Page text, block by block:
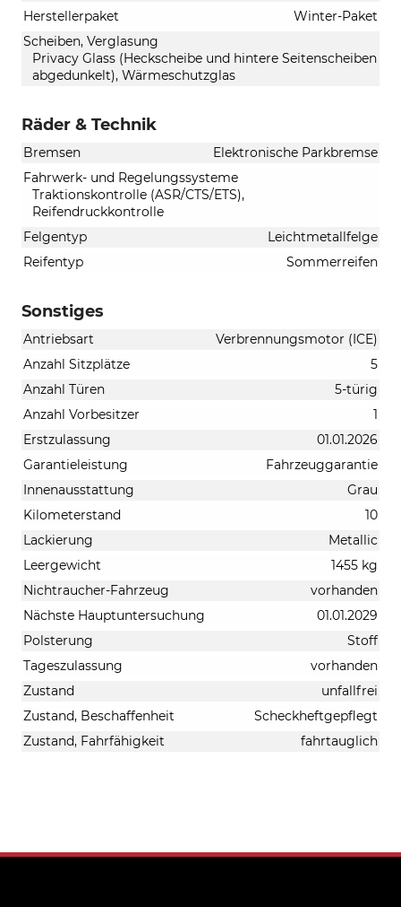
Herstellerpaket
Winter-Paket
Scheiben, Verglasung
Privacy Glass (Heckscheibe und hintere Seitenscheiben
abgedunkelt), Wärmeschutzglas
Räder & Technik
Bremsen
Elektronische Parkbremse
Fahrwerk- und Regelungssysteme
Traktionskontrolle (ASR/CTS/ETS),
Reifendruckkontrolle
Felgentyp
Leichtmetallfelge
Reifentyp
Sommerreifen
Sonstiges
Antriebsart
Verbrennungsmotor (ICE)
Anzahl Sitzplätze
5
Anzahl Türen
5-türig
Anzahl Vorbesitzer
1
Erstzulassung
01.01.2026
Garantieleistung
Fahrzeuggarantie
Innenausstattung
Grau
Kilometerstand
10
Lackierung
Metallic
Leergewicht
1455 kg
Nichtraucher-Fahrzeug
vorhanden
Nächste Hauptuntersuchung
01.01.2029
Polsterung
Stoff
Tageszulassung
vorhanden
Zustand
unfallfrei
Zustand, Beschaffenheit
Scheckheftgepflegt
Zustand, Fahrfähigkeit
fahrtauglich